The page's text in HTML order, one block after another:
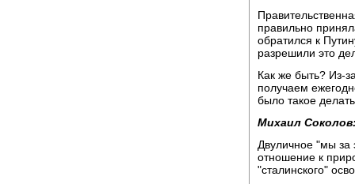
правильно
обратился к
разрешили это
Как же быть? Из-
получаем
было такое
Михаил
Двуличное "мы за
отношение к
"сталинского"